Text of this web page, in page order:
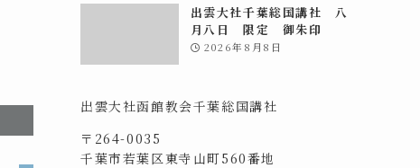
出雲大社千葉総国講社 八
月八日 限定 御朱印
2026年8月8日
出雲大社函館教会千葉総国講社
〒264-0035
千葉市若葉区東寺山町560番地